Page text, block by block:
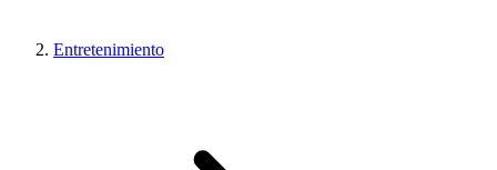
Entretenimiento